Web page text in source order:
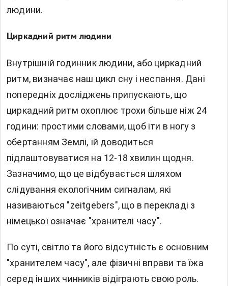
людини.
Циркадний ритм людини
Внутрішній годинник людини, або циркадний
ритм, визначає наш цикл сну і неспання. Дані
попередніх досліджень припускають, що
циркадний ритм охоплює трохи більше ніж 24
години: простими словами, щоб іти в ногу з
обертанням Землі, їй доводиться
підлаштовуватися на 12-18 хвилин щодня.
Зазначимо, що це відбувається шляхом
слідування екологічним сигналам, які
називаються "zeitgebers", що в перекладі з
німецької означає "хранителі часу".
По суті, світло та його відсутність є основним
"хранителем часу", але фізичні вправи та їжа
серед інших чинників відіграють свою роль.